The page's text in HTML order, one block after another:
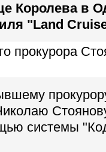
Королева в
"Land
системы